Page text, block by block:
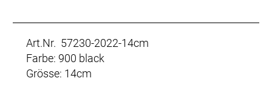
Art.Nr. 57230-2022-14cm
Farbe: 900 black
Grösse: 14cm